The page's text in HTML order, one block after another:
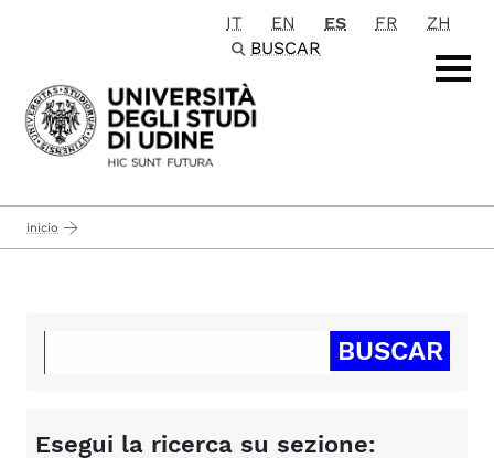
Passa al contenuto principale
IT EN ES FR
ZH
BUSCAR
inicio
Esegui la ricerca su sezione: